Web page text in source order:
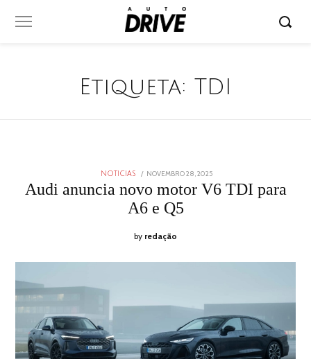
Etiqueta: TDI
NOTICIAS
POSTED
NOVEMBRO 28, 2025NOVEMBRO
28,
2025
Audi anuncia novo motor V6 TDI para
A6 e Q5
by redação